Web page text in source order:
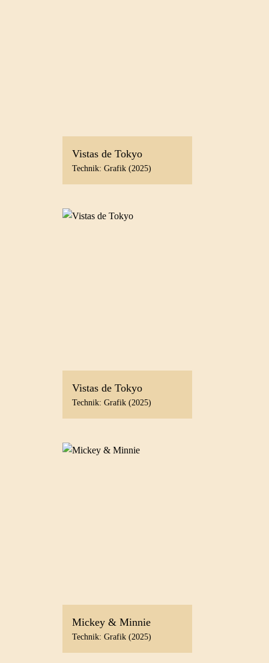
Vistas de Tokyo
Technik: Grafik (2025)
Vistas de Tokyo
Technik: Grafik (2025)
Mickey & Minnie
Technik: Grafik (2025)